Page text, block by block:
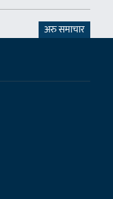
अरु समाचार